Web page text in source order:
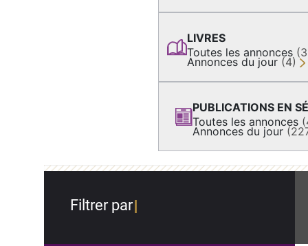
LIVRES
Toutes les annonces
Annonces du jour (4)
PUBLICATIONS EN
Toutes les annonces
Annonces du jour
Filtrer par